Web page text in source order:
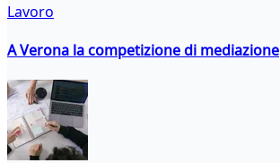
Lavoro
A Verona la competizione di mediazione